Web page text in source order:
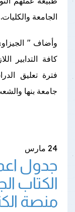
الجامعة والكليات.
وأضاف "
كافة التدابير
فترة تعليق
جامعة بنها
24 مارس
جدول
الكتاب
منصة